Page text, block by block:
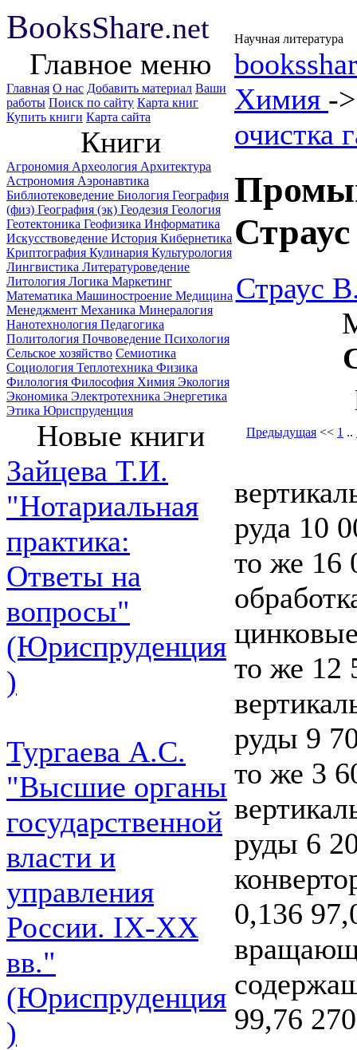
BooksShare.net Научная литература
Главное меню
Главная О нас Добавить материал Ваши
работы Поиск по сайту Карта книг
Купить книги Карта сайта
Книги
Агрономия Археология Архитектура
Астрономия Аэронавтика
Библиотековедение Биология География
(физ) География (эк) Геодезия Геология
Геотектоника Геофизика Информатика
Искусствоведение История Кибернетика
Криптография Кулинария Культурология
Лингвистика Литературоведение
Литология Логика Маркетинг
Математика Машиностроение Медицина
Менеджмент Механика Минералогия
Нанотехнология Педагогика
Политология Почвоведение Психология
Сельское хозяйство Семиотика
Социология Теплотехника Физика
Филология Философия Химия Экология
Экономика Электротехника Энергетика
Этика Юриспруденция
Новые книги
Зайцева Т.И.
"Нотариальная
практика:
Ответы на
вопросы"
(Юриспруденция
)
Тургаева А.С.
"Высшие органы
государственной
власти и
управления
России. IХ-ХХ
вв."
(Юриспруденция
)
Химия -
очистка
Страус
Предыдущая << 1 ..
руда 10
то же 16
то же 12
руды 9
то же 3
руды 6
0,136
99,76 270